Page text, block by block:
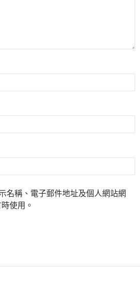
名稱、電子郵件地址及個人網站網
使用。